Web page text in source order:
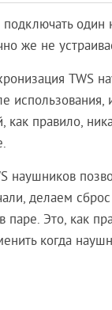
один
же не
TWS
как правило,
наушников
делаем
паре. Это, как
когда